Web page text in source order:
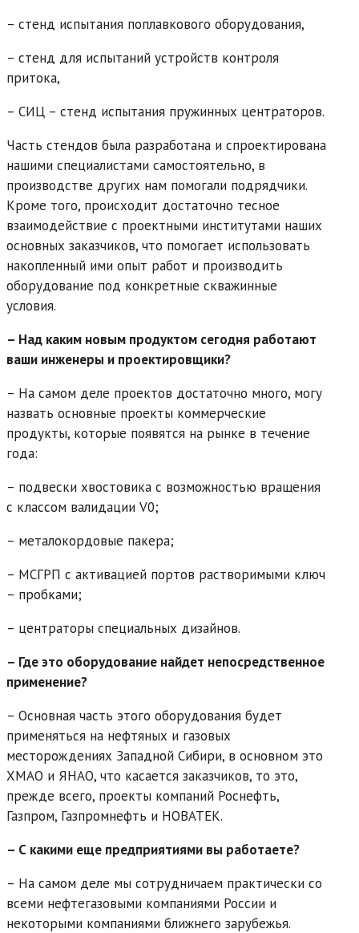
– стенд испытания поплавкового оборудования,
– стенд для испытаний устройств контроля
притока,
– СИЦ – стенд испытания пружинных центраторов.
Часть стендов была разработана и спроектирована
нашими специалистами самостоятельно, в
производстве других нам помогали подрядчики.
Кроме того, происходит достаточно тесное
взаимодействие с проектными институтами наших
основных заказчиков, что помогает использовать
накопленный ими опыт работ и производить
оборудование под конкретные скважинные
условия.
– Над каким новым продуктом сегодня работают
ваши инженеры и проектировщики?
– На самом деле проектов достаточно много, могу
назвать основные проекты коммерческие
продукты, которые появятся на рынке в течение
года:
– подвески хвостовика с возможностью вращения
с классом валидации V0;
– металокордовые пакера;
– МСГРП с активацией портов растворимыми ключ
– пробками;
– центраторы специальных дизайнов.
– Где это оборудование найдет непосредственное
применение?
– Основная часть этого оборудования будет
применяться на нефтяных и газовых
месторождениях Западной Сибири, в основном это
ХМАО и ЯНАО, что касается заказчиков, то это,
прежде всего, проекты компаний Роснефть,
Газпром, Газпромнефть и НОВАТЕК.
– С какими еще предприятиями вы работаете?
– На самом деле мы сотрудничаем практически со
всеми нефтегазовыми компаниями России и
некоторыми компаниями ближнего зарубежья.